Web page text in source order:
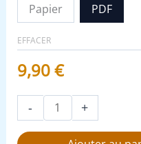
Papier PDF
EFFACER
9,90€
- +